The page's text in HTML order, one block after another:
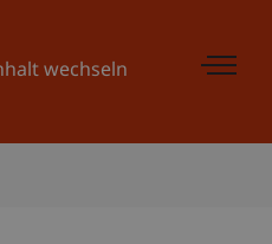
wechseln